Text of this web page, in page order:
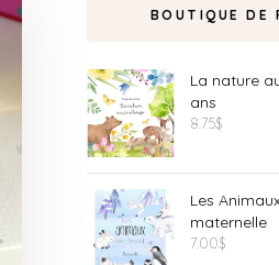
BOUTIQUE DE
La nature
ans
8.75$
Les
maternelle
7.00$